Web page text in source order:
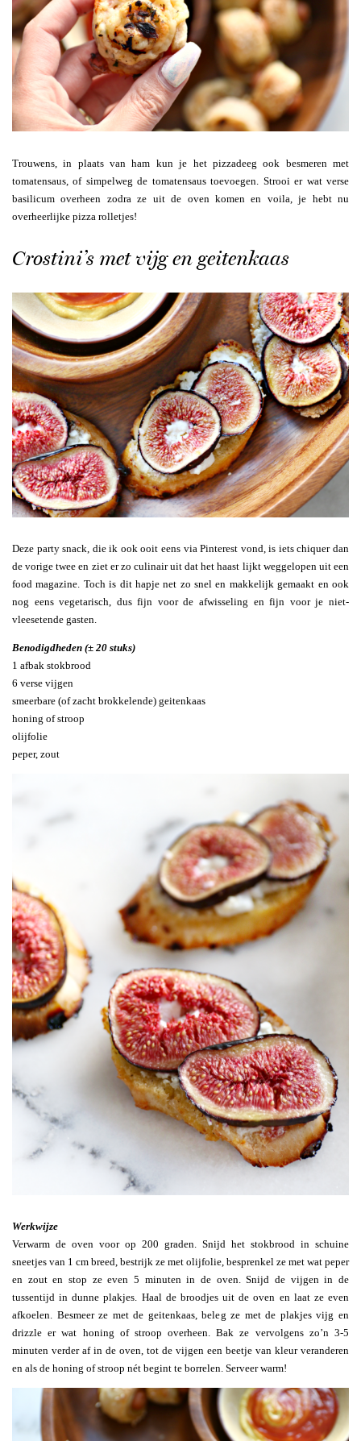
Trouwens, in plaats van ham kun je het pizzadeeg ook besmeren met
tomatensaus, of simpelweg de tomatensaus toevoegen. Strooi er wat verse
basilicum overheen zodra ze uit de oven komen en voila, je hebt nu
overheerlijke pizza rolletjes!
Crostini’s met vijg en geitenkaas
Deze party snack, die ik ook ooit eens via Pinterest vond, is iets chiquer dan
de vorige twee en ziet er zo culinair uit dat het haast lijkt weggelopen uit een
food magazine. Toch is dit hapje net zo snel en makkelijk gemaakt en ook
nog eens vegetarisch, dus fijn voor de afwisseling en fijn voor je niet-
vleesetende gasten.
Benodigdheden (± 20 stuks)
1 afbak stokbrood
6 verse vijgen
smeerbare (of zacht brokkelende) geitenkaas
honing of stroop
olijfolie
peper, zout
Werkwijze
Verwarm de oven voor op 200 graden. Snijd het stokbrood in schuine
sneetjes van 1 cm breed, bestrijk ze met olijfolie, besprenkel ze met wat peper
en zout en stop ze even 5 minuten in de oven. Snijd de vijgen in de
tussentijd in dunne plakjes. Haal de broodjes uit de oven en laat ze even
afkoelen. Besmeer ze met de geitenkaas, beleg ze met de plakjes vijg en
drizzle er wat honing of stroop overheen. Bak ze vervolgens zo’n 3-5
minuten verder af in de oven, tot de vijgen een beetje van kleur veranderen
en als de honing of stroop nét begint te borrelen. Serveer warm!